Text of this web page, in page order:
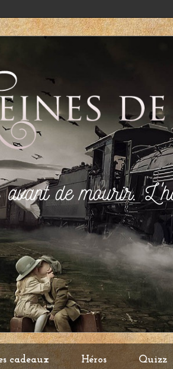
cadeaux Héros Quizz